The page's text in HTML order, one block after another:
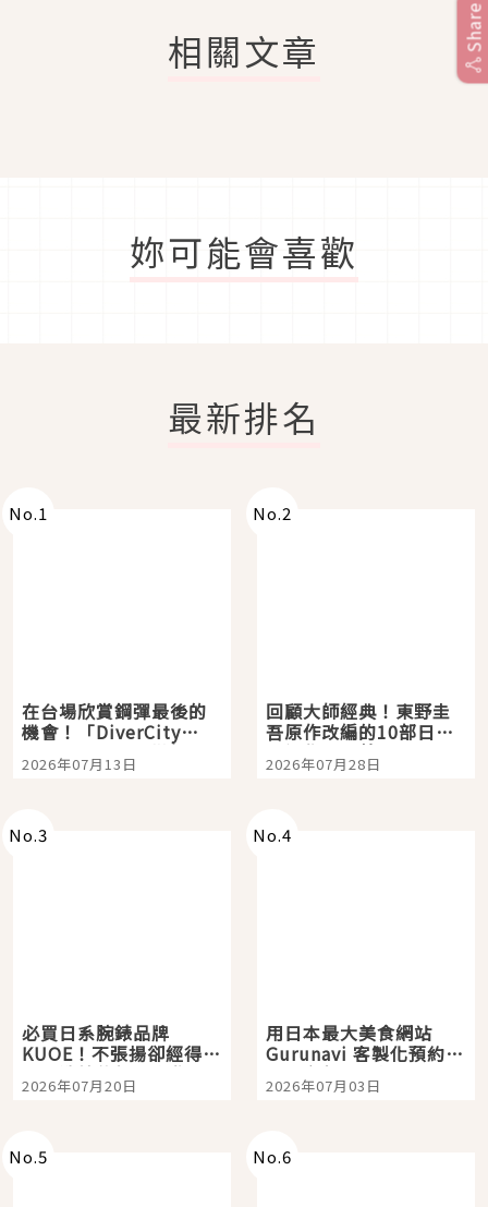
相關文章
妳可能會喜歡
最新排名
No.1
在台場欣賞鋼彈最後的
機會！「DiverCity
Tokyo Plaza」搭船、
購物、美食及夜景，一
2026年07月13日
No.2
回顧大師經典！東野圭
吾原作改編的10部日本
影視作品推薦
2026年07月28日
No.3
必買日系腕錶品牌
KUOE！不張揚卻經得起
時間洗鍊的經典之作五
選
2026年07月20日
No.4
用日本最大美食網站
Gurunavi 客製化預約九
大都市餐廳，打造專屬
美食體驗！
2026年07月03日
No.5 No.6
Share